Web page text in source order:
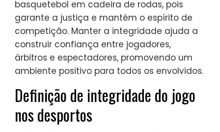
basquetebol em cadeira de rodas, pois
garante a justiça e mantém o espírito de
competição. Manter a integridade ajuda a
construir confiança entre jogadores,
árbitros e espectadores, promovendo um
ambiente positivo para todos os envolvidos.
Definição de integridade do jogo
nos desportos